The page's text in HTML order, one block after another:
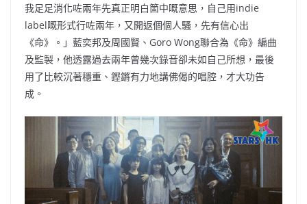
我足足消化咗兩年先真正明白箇中嘅意思，自己用indie
label嘅形式行咗兩年，又開返個個人騷，先有信心出
《命》。」藍奕邦及周國賢、Goro Wong聯合為《命》編曲
及監製，他透露過去兩年曾幾次錄音卻未如自己所想，最後
用了比較沉著穩重、鏗鏘有力地講佛偈的唱腔，才大功告
成。